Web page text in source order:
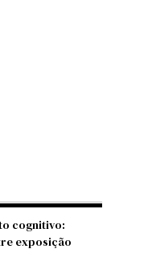
cognitivo:
exposição